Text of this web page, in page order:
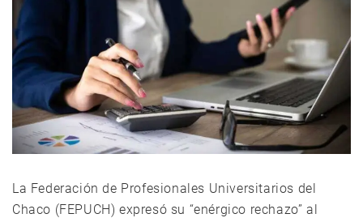
La Federación de Profesionales Universitarios del
Chaco (FEPUCH) expresó su “enérgico rechazo” al